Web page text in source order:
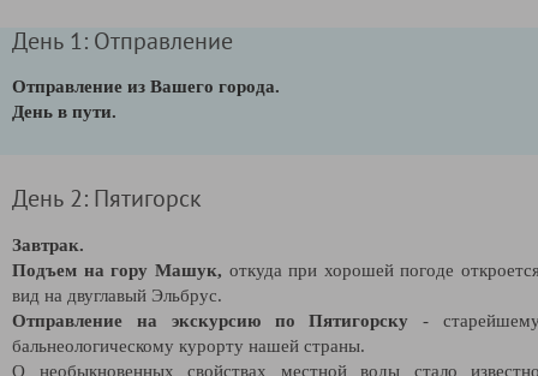
День 1: Отправление
Отправление из Вашего города.
День в пути.
День 2: Пятигорск
Завтрак.
Подъем на гору Машук, откуда при хорошей погоде
вид на двуглавый Эльбрус.
Отправление на экскурсию по Пятигорску -
бальнеологическому курорту нашей страны.
О необыкновенных свойствах местной воды стало